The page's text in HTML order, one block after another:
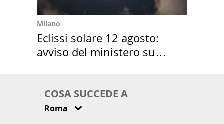
Milano
Eclissi solare 12 agosto:
avviso del ministero su